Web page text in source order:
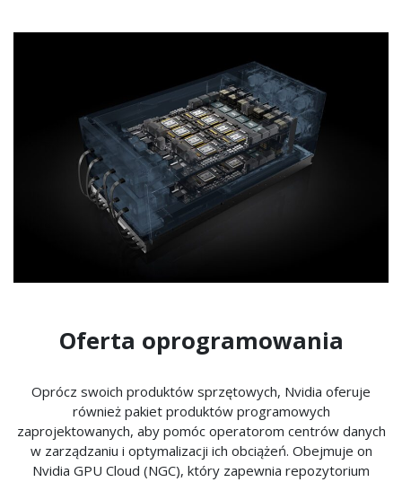
Oferta oprogramowania
Oprócz swoich produktów sprzętowych, Nvidia oferuje
również pakiet produktów programowych
zaprojektowanych, aby pomóc operatorom centrów danych
w zarządzaniu i optymalizacji ich obciążeń. Obejmuje on
Nvidia GPU Cloud (NGC), który zapewnia repozytorium